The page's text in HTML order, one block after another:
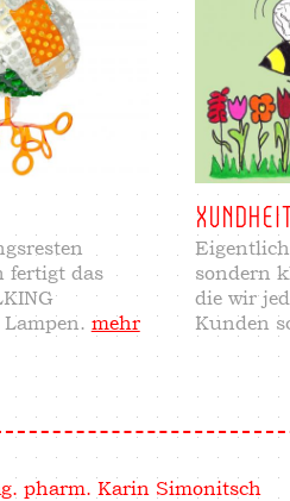
fertigt das
mehr
sondern
die wir
Kunden
pharm. Karin Simonitsch